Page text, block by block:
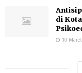
di
10